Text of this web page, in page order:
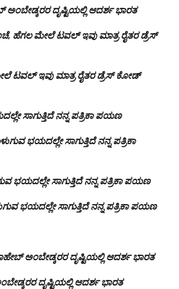
ಅಂಬೇಡ್ಕರರ ದೃಷ್ಟಿಯಲ್ಲಿ ಆದರ್ಶ ಭಾರತ
ಹೆಗಲ ಮೇಲೆ ಟವಲ್‌ ಇವು ಮಾತ್ರ ರೈತರ ಡ್ರೆಸ್‌
ಟವಲ್‌ ಇವು ಮಾತ್ರ ರೈತರ ಡ್ರೆಸ್‌ ಕೋಡ್
ಸಾಗುತ್ತಿದೆ ನನ್ನ ಪತ್ರಿಕಾ ಪಯಣ
ಭಯದಲ್ಲೇ ಸಾಗುತ್ತಿದೆ ನನ್ನ ಪತ್ರಿಕಾ
ಭಯದಲ್ಲೇ ಸಾಗುತ್ತಿದೆ ನನ್ನ ಪತ್ರಿಕಾ ಪಯಣ
ಭಯದಲ್ಲೇ ಸಾಗುತ್ತಿದೆ ನನ್ನ ಪತ್ರಿಕಾ ಪಯಣ
ಅಂಬೇಡ್ಕರರ ದೃಷ್ಟಿಯಲ್ಲಿ ಆದರ್ಶ ಭಾರತ
ದೃಷ್ಟಿಯಲ್ಲಿ ಆದರ್ಶ ಭಾರತ